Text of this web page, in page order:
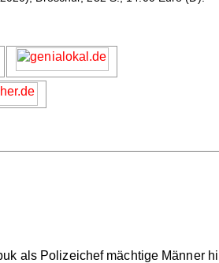
als Polizeichef mächtige Männer